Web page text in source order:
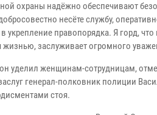
охраны надёжно обеспечивают
несёте службу,
укрепление правопорядка. Я горд,
жизнью, заслуживает огромного
уделил женщинам-сотрудницам,
генерал-полковник полиции
стоя.